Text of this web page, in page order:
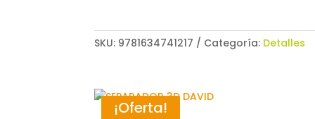
SKU: 9781634741217 Categoría: Detalles
¡Oferta!